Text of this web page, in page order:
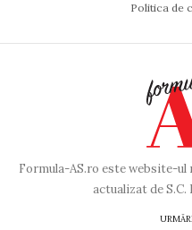
Politica de
Formula-AS.ro este website-
actualizat de S.C.